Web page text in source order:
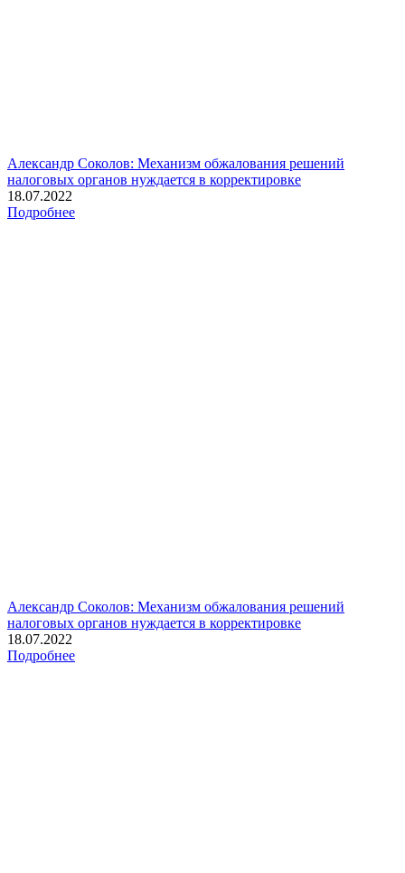
Александр Соколов: Механизм обжалования решений
налоговых органов нуждается в корректировке
18.07.2022
Подробнее
Александр Соколов: Механизм обжалования решений
налоговых органов нуждается в корректировке
18.07.2022
Подробнее